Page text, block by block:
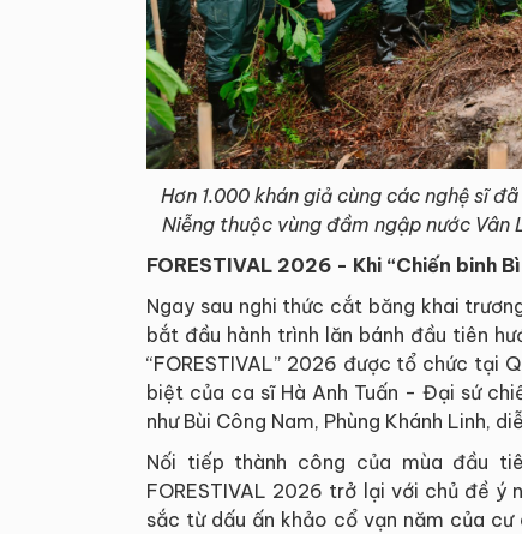
Hơn 1.000 khán giả cùng các nghệ sĩ
Niễng thuộc vùng đầm ngập nước
FORESTIVAL 2026 - Khi “Chiến binh
Ngay sau nghi thức cắt băng khai
bắt đầu hành trình lăn bánh đầu tiên
“FORESTIVAL” 2026 được tổ chức tại
biệt của ca sĩ Hà Anh Tuấn - Đại sứ
như Bùi Công Nam, Phùng Khánh Linh,
Nối tiếp thành công của mùa đầu
FORESTIVAL 2026 trở lại với chủ đề ý
sắc từ dấu ấn khảo cổ vạn năm của cư